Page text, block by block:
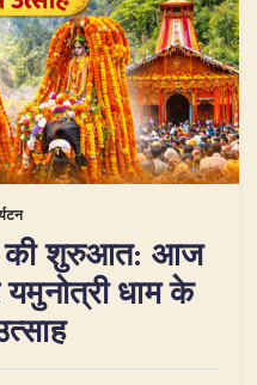
की शुरुआत: आज
धाम के